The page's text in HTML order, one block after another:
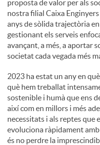
proposta de valor per als
nostra filial Caixa
anys de sòlida trajectòria
gestionant els serveis
avançant, a més, a aportar
societat cada vegada més
2023 ha estat un any en
què hem treballat
sostenible i humà que ens
així com en millors i més
necessitats i als reptes que
evoluciona ràpidament
és no perdre la